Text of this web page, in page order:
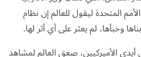
المتحدة ليقول للعالم إن نظام
وخبأها، لم يعثر على أي أثر لها.
الأميركيين، صعق العالم لمشاهد